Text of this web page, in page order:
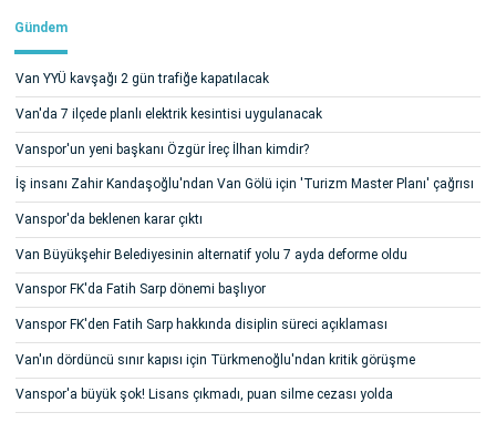
Gündem
Van YYÜ kavşağı 2 gün trafiğe kapatılacak
Van'da 7 ilçede planlı elektrik kesintisi uygulanacak
Vanspor'un yeni başkanı Özgür İreç İlhan kimdir?
İş insanı Zahir Kandaşoğlu'ndan Van Gölü için 'Turizm Master Planı' çağrısı
Vanspor'da beklenen karar çıktı
Van Büyükşehir Belediyesinin alternatif yolu 7 ayda deforme oldu
Vanspor FK'da Fatih Sarp dönemi başlıyor
Vanspor FK'den Fatih Sarp hakkında disiplin süreci açıklaması
Van'ın dördüncü sınır kapısı için Türkmenoğlu'ndan kritik görüşme
Vanspor'a büyük şok! Lisans çıkmadı, puan silme cezası yolda